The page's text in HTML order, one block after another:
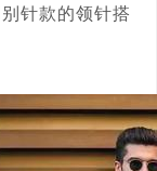
针款的领针搭